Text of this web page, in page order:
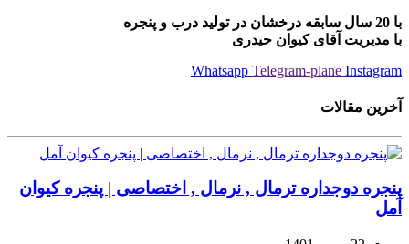
با 20 سال سابقه درخشان در تولید درب و پنجره
با مدیریت آقای کیوان حیدری
Whatsapp Telegram-plane Instagram
آخرین مقالات
پنجره دوجداره ترمال , نرمال , اختصاصی | پنجره کیوان
آمل